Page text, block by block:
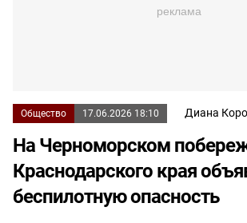
Общество 17.06.2026 18:10 Диана
На Черноморском
Краснодарского края
беспилотную опасность